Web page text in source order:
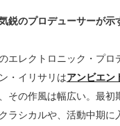
鋭のプロデューサーが示
エレクトロニック・プロ
・イリサリはアンビエン
その作風は幅広い。最初
ラシカルや、活動中期に